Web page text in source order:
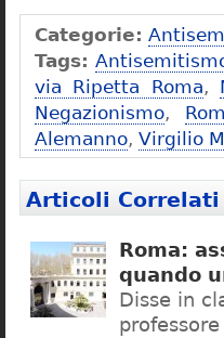
Categorie:
Tags:
via Ripetta Roma,
Negazionismo,
Alemanno, Virgilio
Articoli Correlati
Roma:
quando
Disse in